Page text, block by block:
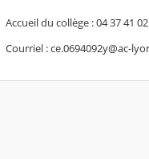
Accueil du collège : 04 37 41
Courriel : ce.0694092y@ac-